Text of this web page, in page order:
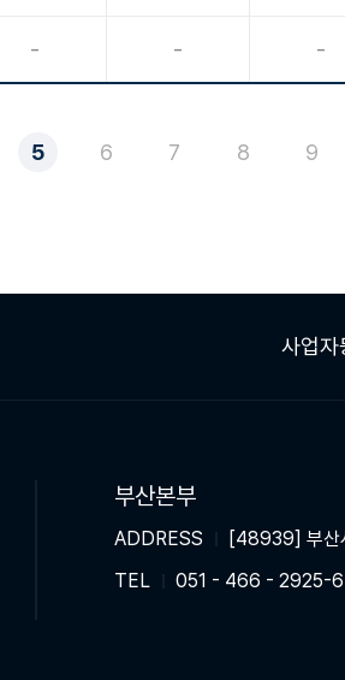
- - -
5 6 7 8 9
사업
부산본부
ADDRESS
[48939] 부산
TEL
051 - 466 - 2925-6